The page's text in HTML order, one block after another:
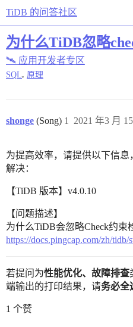
TiDB 的问答社区
为什么TiDB忽略
🛰️ 应用开发者专区
SQL, 原理
shonge (Song) 2021 年3 月
1
为提高效率，请提供以下信
解决：
【TiDB 版本】v4.0.10
【问题描述】
为什么TiDB会忽略Check约束
https://docs.pingcap.com/zh/tidb/
若提问为性能优化、故障排查
端输出的打印结果，请务必全
1 个赞